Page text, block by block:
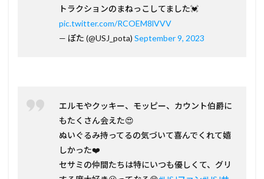
トラクションのまねっこしてました💓
pic.twitter.com/RCOEM8lVVV
— ぽた (@USJ_pota) September 9, 2023
エルモやクッキー、モッピー、カウント伯爵に
もたくさん会えた😍
ぬいぐるみ持ってるの気づいて喜んでくれて嬉
しかった❤️
セサミの仲間たちは特にいつも優しくて、グリ